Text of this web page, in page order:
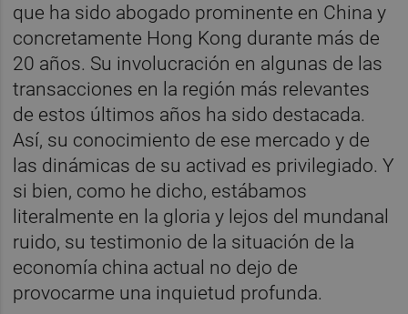
que ha sido abogado prominente en China y
concretamente Hong Kong durante más de
20 años. Su involucración en algunas de las
transacciones en la región más relevantes
de estos últimos años ha sido destacada.
Así, su conocimiento de ese mercado y de
las dinámicas de su activad es privilegiado. Y
si bien, como he dicho, estábamos
literalmente en la gloria y lejos del mundanal
ruido, su testimonio de la situación de la
economía china actual no dejo de
provocarme una inquietud profunda.